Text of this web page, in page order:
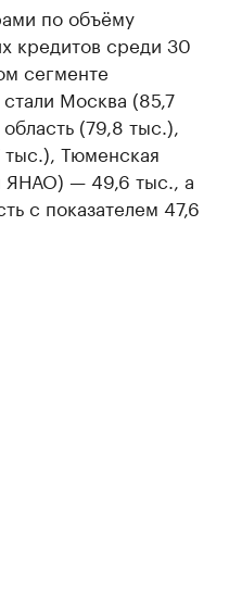
по объёму
кредитов среди 30
сегменте
Москва (85,7
(79,8 тыс.),
Тюменская
ЯНАО) — 49,6 тыс., а
с показателем 47,6